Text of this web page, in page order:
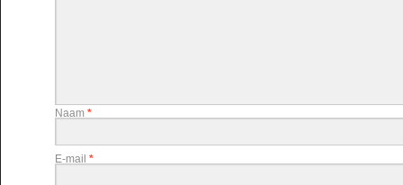
Naam *
E-mail *